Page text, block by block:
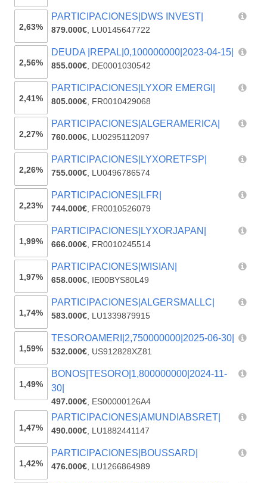
2,63%
PARTICIPACIONES|DWS INVEST|
879.000€, LU0145647722
2,56%
DEUDA |REPAL|0,100000000|2023-04-15|
855.000€, DE0001030542
2,41%
PARTICIPACIONES|LYXOR EMERGI|
805.000€, FR0010429068
2,27%
PARTICIPACIONES|ALGERAMERICA|
760.000€, LU0295112097
2,26%
PARTICIPACIONES|LYXORETFSP|
755.000€, LU0496786574
2,23%
PARTICIPACIONES|LFR|
744.000€, FR0010526079
1,99%
PARTICIPACIONES|LYXORJAPAN|
666.000€, FR0010245514
1,97%
PARTICIPACIONES|WISIAN|
658.000€, IE00BYS80L49
1,74%
PARTICIPACIONES|ALGERSMALLC|
583.000€, LU1339879915
1,59%
TESOROAMERI|2,750000000|2025-06-30|
532.000€, US912828XZ81
1,49%
BONOS|TESORO|1,800000000|2024-11-
30|
497.000€, ES00000126A4
1,47%
PARTICIPACIONES|AMUNDIABSRET|
490.000€, LU1882441147
1,42%
PARTICIPACIONES|BOUSSARD|
476.000€, LU1266864989